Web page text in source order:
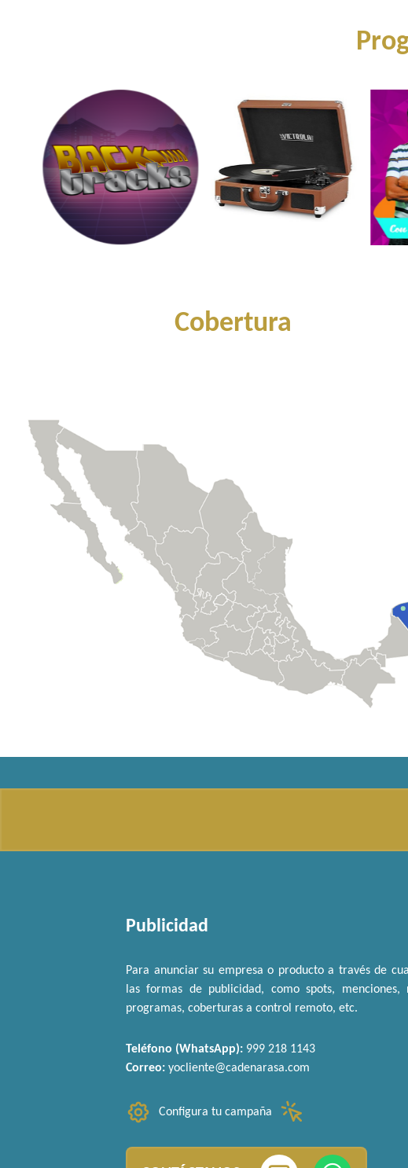
Cobertura
Publicidad
Para anunciar su empresa o producto a través de
las formas de publicidad, como spots, menciones,
programas, coberturas a control remoto, etc.
Teléfono (WhatsApp): 999 218 1143
Correo: yocliente@cadenarasa.com
Configura tu campaña